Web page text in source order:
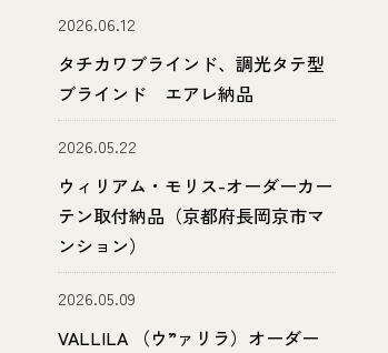
2026.06.12
タチカワブラインド、調光タテ型
ブラインド エアレ納品
2026.05.22
ウィリアム・モリス-オーダーカー
テン取付納品（京都府長岡京市マ
ンション）
2026.05.09
VALLILA （ウ”ァリラ）オーダー